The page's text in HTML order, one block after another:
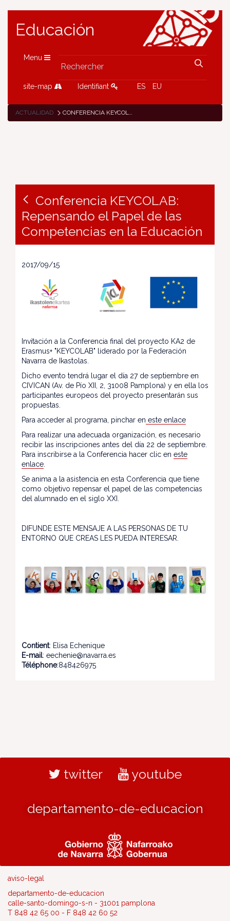
Educación
Menu
site-map Identifiant ES EU
ACTUALIDAD CONFERENCIA KEYCOLAB: REPENSANDO EL PAPEL DE LAS COMPETENCIAS EN LA EDUCACIÓN
Conferencia KEYCOLAB:
Repensando el Papel de las
Competencias en la Educación
2017/09/15
Invitación a la Conferencia final del proyecto KA2 de
Erasmus+ "KEYCOLAB" liderado por la Federación
Navarra de Ikastolas.
Dicho evento tendrá lugar el día 27 de septiembre en
CIVICAN (Av. de Pío XII, 2, 31008 Pamplona) y en ella los
participantes europeos del proyecto presentarán sus
propuestas.
Para acceder al programa, pinchar en este enlace
Para realizar una adecuada organización, es necesario
recibir las inscripciones antes del día 22 de septiembre.
Para inscribirse a la Conferencia hacer clic en este
enlace.
Se anima a la asistencia en esta Conferencia que tiene
como objetivo repensar el papel de las competencias
del alumnado en el siglo XXI.
DIFUNDE ESTE MENSAJE A LAS PERSONAS DE TU
ENTORNO QUE CREAS LES PUEDA INTERESAR.
Contient: Elisa Echenique
E-mail: eechenie@navarra.es
Téléphone:848426975
twitter youtube
departamento-de-educacion
aviso-legal
departamento-de-educacion
calle-santo-domingo-s-n - 31001 pamplona
T 848 42 65 00 - F 848 42 60 52